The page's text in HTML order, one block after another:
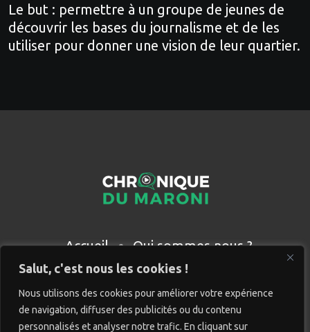
Salut, c'est nous les cookies !
Nous utilisons des cookies pour améliorer votre expérience
de navigation, diffuser des publicités ou du contenu
personnalisés et analyser notre trafic. En cliquant sur
Le but : permettre à un groupe de jeunes de
découvrir les bases du journalisme et de les
utiliser pour donner une vision de leur quartier.
Accueil
Qui sommes nous ?
Partenaires
Contact